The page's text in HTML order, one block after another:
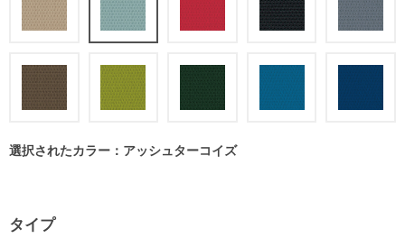
選択されたカラー：アッシュターコイズ
タイプ